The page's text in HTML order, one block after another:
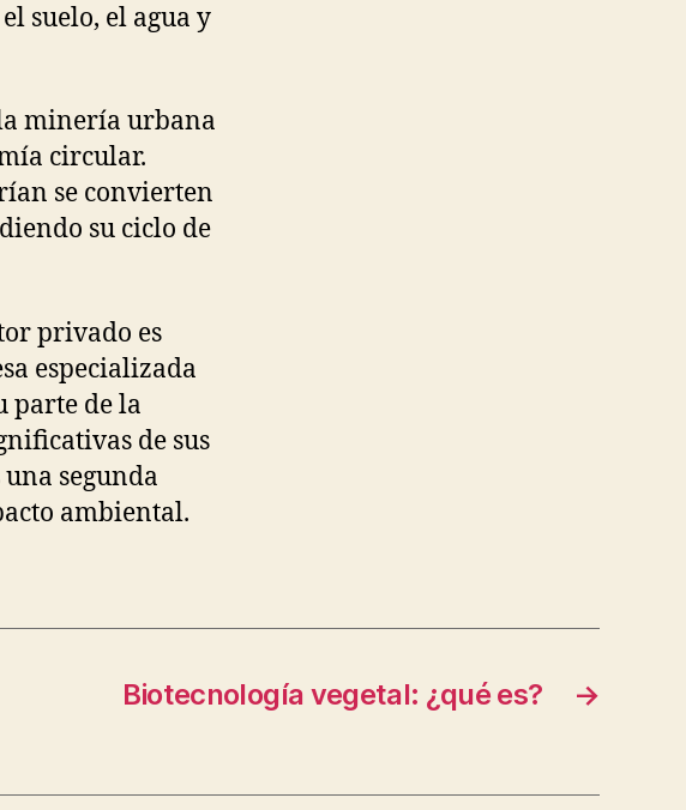
suelo, el agua y
minería urbana
circular.
se convierten
su ciclo de
privado es
especializada
parte de la
de sus
segunda
ambiental.
→
Biotecnología vegetal: ¿qué es?